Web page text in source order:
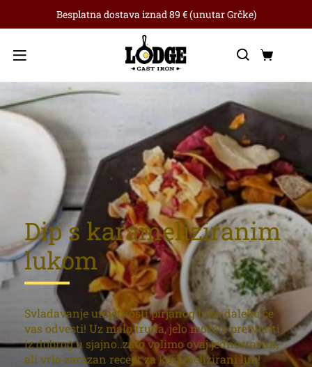
Besplatna dostava iznad 89 € (unutar Grčke)
Izbornik
Traži
Dip s karameliziranim
lukom
Svladavanje umjetnosti pirjanog luka daleko će
vas odvesti! Uz malo truda, jelo možete pretvoriti
iz dobrog u sjajno..zato volimo ovaj jednostavan,
ali vrlo zarazan recept za karamelizirani luk!